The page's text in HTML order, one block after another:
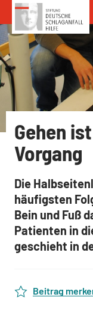
Zum Inhalt
Gehen
Vorgang
Die
häufigsten
Bein und Fuß
Patienten in
geschieht in
Beitrag